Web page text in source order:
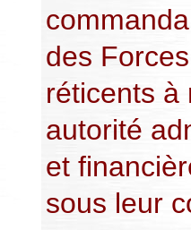
des
réticents à
autorité
et
sous leur